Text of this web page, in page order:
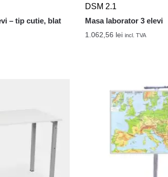
– tip cutie, blat
DSM 2.1
Masa laborator 3 elevi
1.062,56 lei incl. TVA